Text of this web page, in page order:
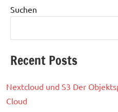
Suchen
Recent Posts
Nextcloud und S3 Der
Cloud